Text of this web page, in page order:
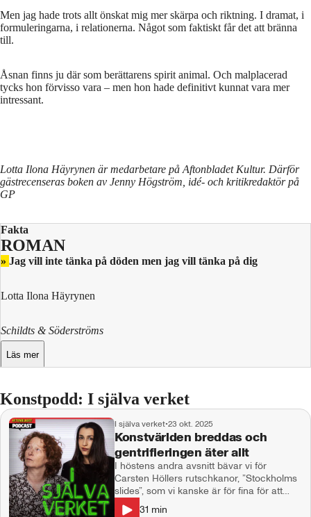
Men jag hade trots allt önskat mig mer skärpa och riktning. I dramat, i
formuleringarna, i relationerna. Något som faktiskt får det att bränna
till.
Åsnan finns ju där som berättarens spirit animal. Och malplacerad
tycks hon förvisso vara – men hon hade definitivt kunnat vara mer
intressant.
Lotta Ilona Häyrynen är medarbetare på Aftonbladet Kultur. Därför
gästrecenseras boken av Jenny Högström, idé- och kritikredaktör på
GP
Fakta
ROMAN
» Jag vill inte tänka på döden men jag vill tänka på dig
Lotta Ilona Häyrynen
Schildts & Söderströms
Läs mer
Konstpodd: I själva verket
I själva verket•23 okt. 2025
Konstvärlden breddas och
gentrifieringen äter allt
I höstens andra avsnitt bävar vi för
Carsten Höllers rutschkanor, ”Stockholms
slides”, som vi kanske är för fina för att
åka. Ulrika har varit på Fotografiska i
31 min